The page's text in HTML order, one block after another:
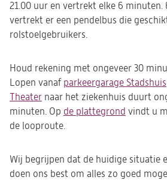
nieuwe
tab)
21.00 uur en vertrekt elke 6 minuten.
vertrekt er een pendelbus die
rolstoelgebruikers.
Houd rekening met ongeveer 30
Lopen vanaf parkeergarage Stadshuis
Theater (opent
in
een
tab)
naar het ziekenhuis duurt
minuten. Op de plattegrond (opent
nieuwe
tab)
vindt u
de looproute.
Wij begrijpen dat de huidige situatie
doen ons best om alles zo goed